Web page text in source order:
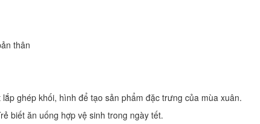
thân
ghép khối, hình để tạo sản phẩm đặc trưng của mùa xuân.
biết ăn uống hợp vệ sinh trong ngày tết.